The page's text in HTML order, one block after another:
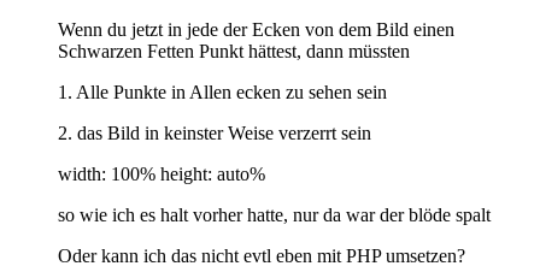
Wenn du jetzt in jede der Ecken von dem Bild einen
Schwarzen Fetten Punkt hättest, dann müssten
1. Alle Punkte in Allen ecken zu sehen sein
2. das Bild in keinster Weise verzerrt sein
width: 100% height: auto%
so wie ich es halt vorher hatte, nur da war der blöde spalt
Oder kann ich das nicht evtl eben mit PHP umsetzen?